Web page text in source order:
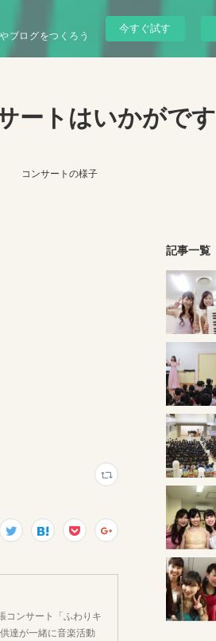
ブログをつくろう
今すぐ試す
ートはいかがで
コンサートの様子
コンサート「ふわりキ
達が一緒に音楽活動
記事一覧